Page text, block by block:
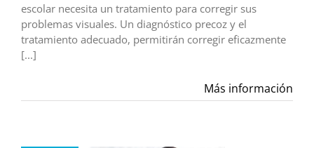
escolar necesita un tratamiento para corregir sus
problemas visuales. Un diagnóstico precoz y el
tratamiento adecuado, permitirán corregir eficazmente
[...]
Más información